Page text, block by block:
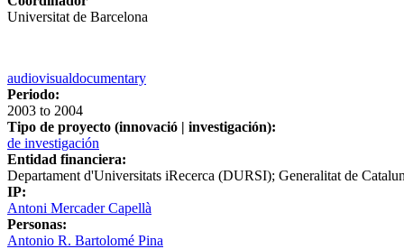
Universitat de Barcelona
audiovisualdocumentary
Periodo:
2003 to 2004
Tipo de proyecto (innovació | investigación):
de investigación
Entidad financiera:
Departament d'­Universitats iRecerca (DURSI); Generalitat de
IP:
Antoni Mercader Capellà
Personas:
Antonio R. Bartolomé Pina